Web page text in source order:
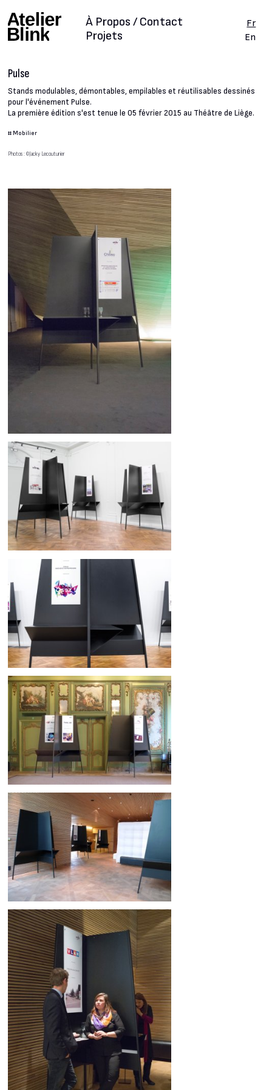
Projets
À Propos / Contact
Fr
En
Pulse
Stands modulables, démontables, empilables et réutilisables dessinés
pour l'événement Pulse.
La première édition s'est tenue le 05 février 2015 au Théâtre de Liège.
# Mobilier
Photos : ©Jacky Lecouturier